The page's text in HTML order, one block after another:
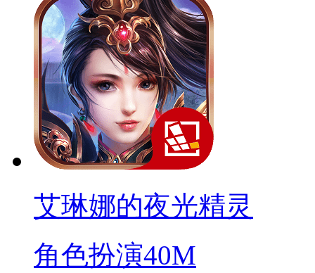
艾琳娜的夜光精灵
角色扮演40M